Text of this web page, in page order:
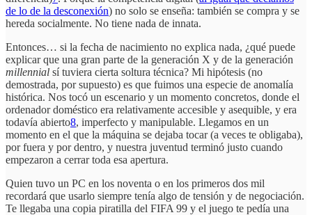
de lo de la desconexión) no solo se enseña: también se compra y se
hereda socialmente. No tiene nada de innata.
Entonces… si la fecha de nacimiento no explica nada, ¿qué puede
explicar que una gran parte de la generación X y de la generación
millennial sí tuviera cierta soltura técnica? Mi hipótesis (no
demostrada, por supuesto) es que fuimos una especie de anomalía
histórica. Nos tocó un escenario y un momento concretos, donde el
ordenador doméstico era relativamente accesible y asequible, y era
todavía abierto8, imperfecto y manipulable. Llegamos en un
momento en el que la máquina se dejaba tocar (a veces te obligaba),
por fuera y por dentro, y nuestra juventud terminó justo cuando
empezaron a cerrar toda esa apertura.
Quien tuvo un PC en los noventa o en los primeros dos mil
recordará que usarlo siempre tenía algo de tensión y de negociación.
Te llegaba una copia piratilla del FIFA 99 y el juego te pedía una